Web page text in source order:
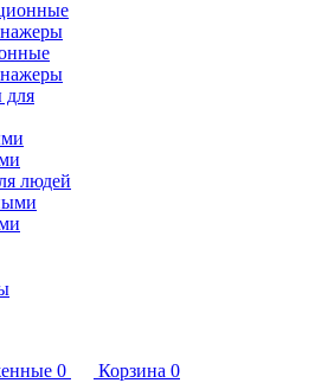
людей
0 Корзина 0